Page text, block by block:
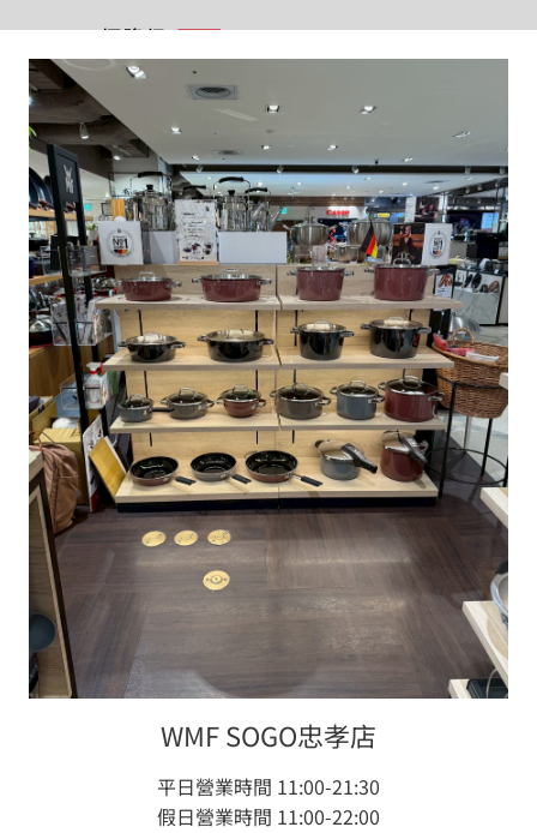
首頁 百貨專櫃據點
locations
百貨據點列表
hengstyle 恆隆行在 全部地區 共有 66 個 所有櫃位類
型，歡迎立即用 Google 導航至恆隆行專櫃，或是用
Line 與專櫃聯絡。
WMF SOGO忠孝店
平日營業時間 11:00-21:30
假日營業時間 11:00-22:00